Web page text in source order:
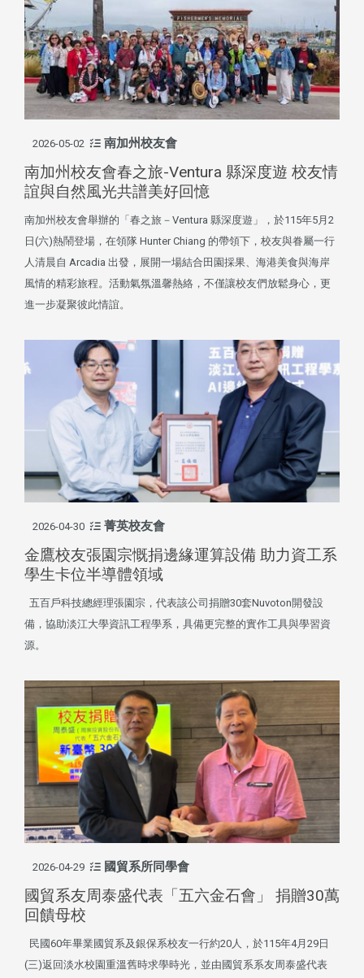
2026-05-02 南加州校友會
南加州校友會春之旅-Ventura 縣深度遊 校友情
誼與自然風光共譜美好回憶
南加州校友會舉辦的「春之旅－Ventura 縣深度遊」，於115年5月2
日(六)熱鬧登場，在領隊 Hunter Chiang 的帶領下，校友與眷屬一行
人清晨自 Arcadia 出發，展開一場結合田園採果、海港美食與海岸
風情的精彩旅程。活動氣氛溫馨熱絡，不僅讓校友們放鬆身心，更
進一步凝聚彼此情誼。
2026-04-30 菁英校友會
金鷹校友張園宗慨捐邊緣運算設備 助力資工系
學生卡位半導體領域
五百戶科技總經理張園宗，代表該公司捐贈30套Nuvoton開發設
備，協助淡江大學資訊工程學系，具備更完整的實作工具與學習資
源。
2026-04-29 國貿系所同學會
國貿系友周泰盛代表「五六金石會」 捐贈30萬
回饋母校
民國60年畢業國貿系及銀保系校友一行約20人，於115年4月29日
(三)返回淡水校園重溫舊時求學時光，並由國貿系系友周泰盛代表